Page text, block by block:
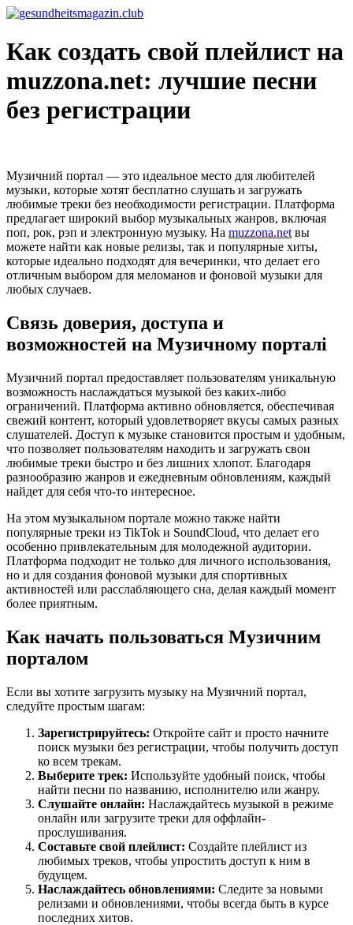
Zum
wechseln
Как создать свой плейлист на
muzzona.net: лучшие песни
без регистрации
Музичний портал — это идеальное место для любителей
музыки, которые хотят бесплатно слушать и загружать
любимые треки без необходимости регистрации. Платформа
предлагает широкий выбор музыкальных жанров, включая
поп, рок, рэп и электронную музыку. На muzzona.net вы
можете найти как новые релизы, так и популярные хиты,
которые идеально подходят для вечеринки, что делает его
отличным выбором для меломанов и фоновой музыки для
любых случаев.
Связь доверия, доступа и
возможностей на Музичному порталі
Музичний портал предоставляет пользователям уникальную
возможность наслаждаться музыкой без каких-либо
ограничений. Платформа активно обновляется, обеспечивая
свежий контент, который удовлетворяет вкусы самых разных
слушателей. Доступ к музыке становится простым и удобным,
что позволяет пользователям находить и загружать свои
любимые треки быстро и без лишних хлопот. Благодаря
разнообразию жанров и ежедневным обновлениям, каждый
найдет для себя что-то интересное.
На этом музыкальном портале можно также найти
популярные треки из TikTok и SoundCloud, что делает его
особенно привлекательным для молодежной аудитории.
Платформа подходит не только для личного использования,
но и для создания фоновой музыки для спортивных
активностей или расслабляющего сна, делая каждый момент
более приятным.
Как начать пользоваться Музичним
порталом
Если вы хотите загрузить музыку на Музичний портал,
следуйте простым шагам:
Зарегистрируйтесь: Откройте сайт и просто начните
поиск музыки без регистрации, чтобы получить доступ
ко всем трекам.
Выберите трек: Используйте удобный поиск, чтобы
найти песни по названию, исполнителю или жанру.
Слушайте онлайн: Наслаждайтесь музыкой в режиме
онлайн или загрузите треки для оффлайн-
прослушивания.
Составьте свой плейлист: Создайте плейлист из
любимых треков, чтобы упростить доступ к ним в
будущем.
Наслаждайтесь обновлениями: Следите за новыми
релизами и обновлениями, чтобы всегда быть в курсе
последних хитов.